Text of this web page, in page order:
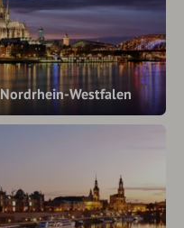
Nordrhein-Westfalen